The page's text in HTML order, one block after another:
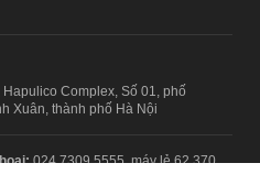
Complex, Số 01, phố
Xuân, thành phố Hà Nội
024 7309 5555, máy lẻ 62.370